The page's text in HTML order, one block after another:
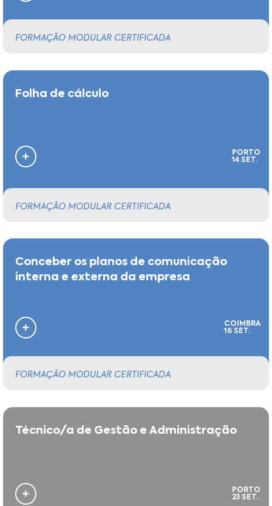
FORMAÇÃO MODULAR CERTIFICADA
Folha de cálculo
PORTO
14 SET.
FORMAÇÃO MODULAR CERTIFICADA
Conceber os planos de comunicação
interna e externa da empresa
COIMBRA
16 SET.
FORMAÇÃO MODULAR CERTIFICADA
Técnico/a de Gestão e Administração
PORTO
23 SET.